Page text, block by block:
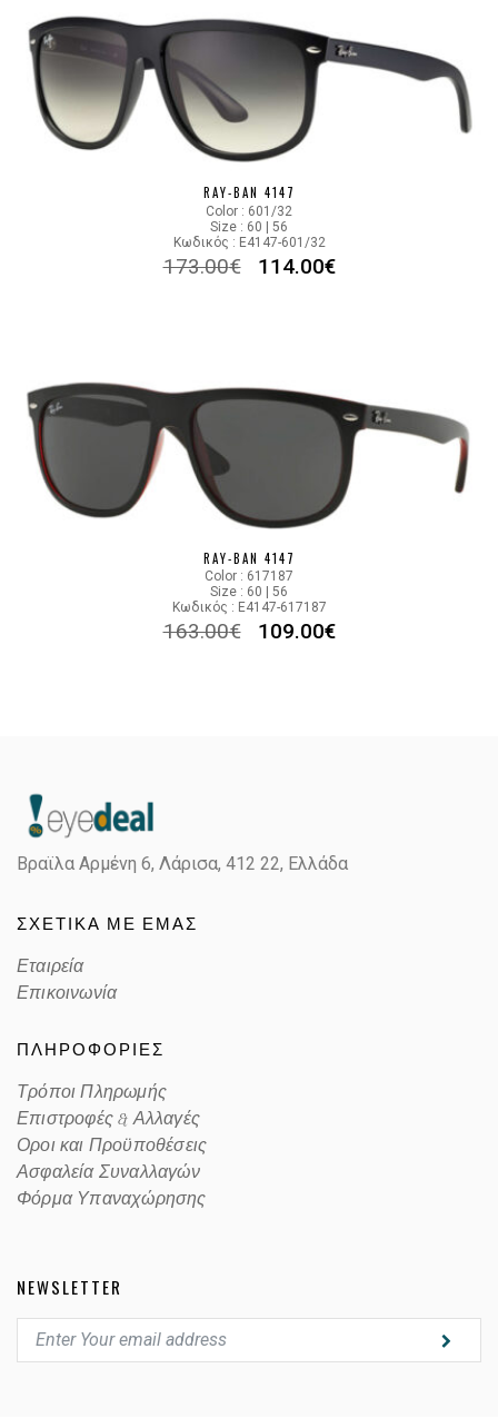
RAY-BAN 4147
Color : 601/32
Size : 60 | 56
Κωδικός : E4147-601/32
173.00€ 114.00€
RAY-BAN 4147
Color : 617187
Size : 60 | 56
Κωδικός : E4147-617187
163.00€ 109.00€
Βραϊλα Αρμένη 6, Λάρισα, 412 22, Ελλάδα
ΣΧΕΤΙΚΑ ΜΕ ΕΜΑΣ
Εταιρεία
Επικοινωνία
ΠΛΗΡΟΦΟΡΙΕΣ
Τρόποι Πληρωμής
Επιστροφές & Αλλαγές
Οροι και Προϋποθέσεις
Ασφαλεία Συναλλαγών
Φόρμα Υπαναχώρησης
NEWSLETTER